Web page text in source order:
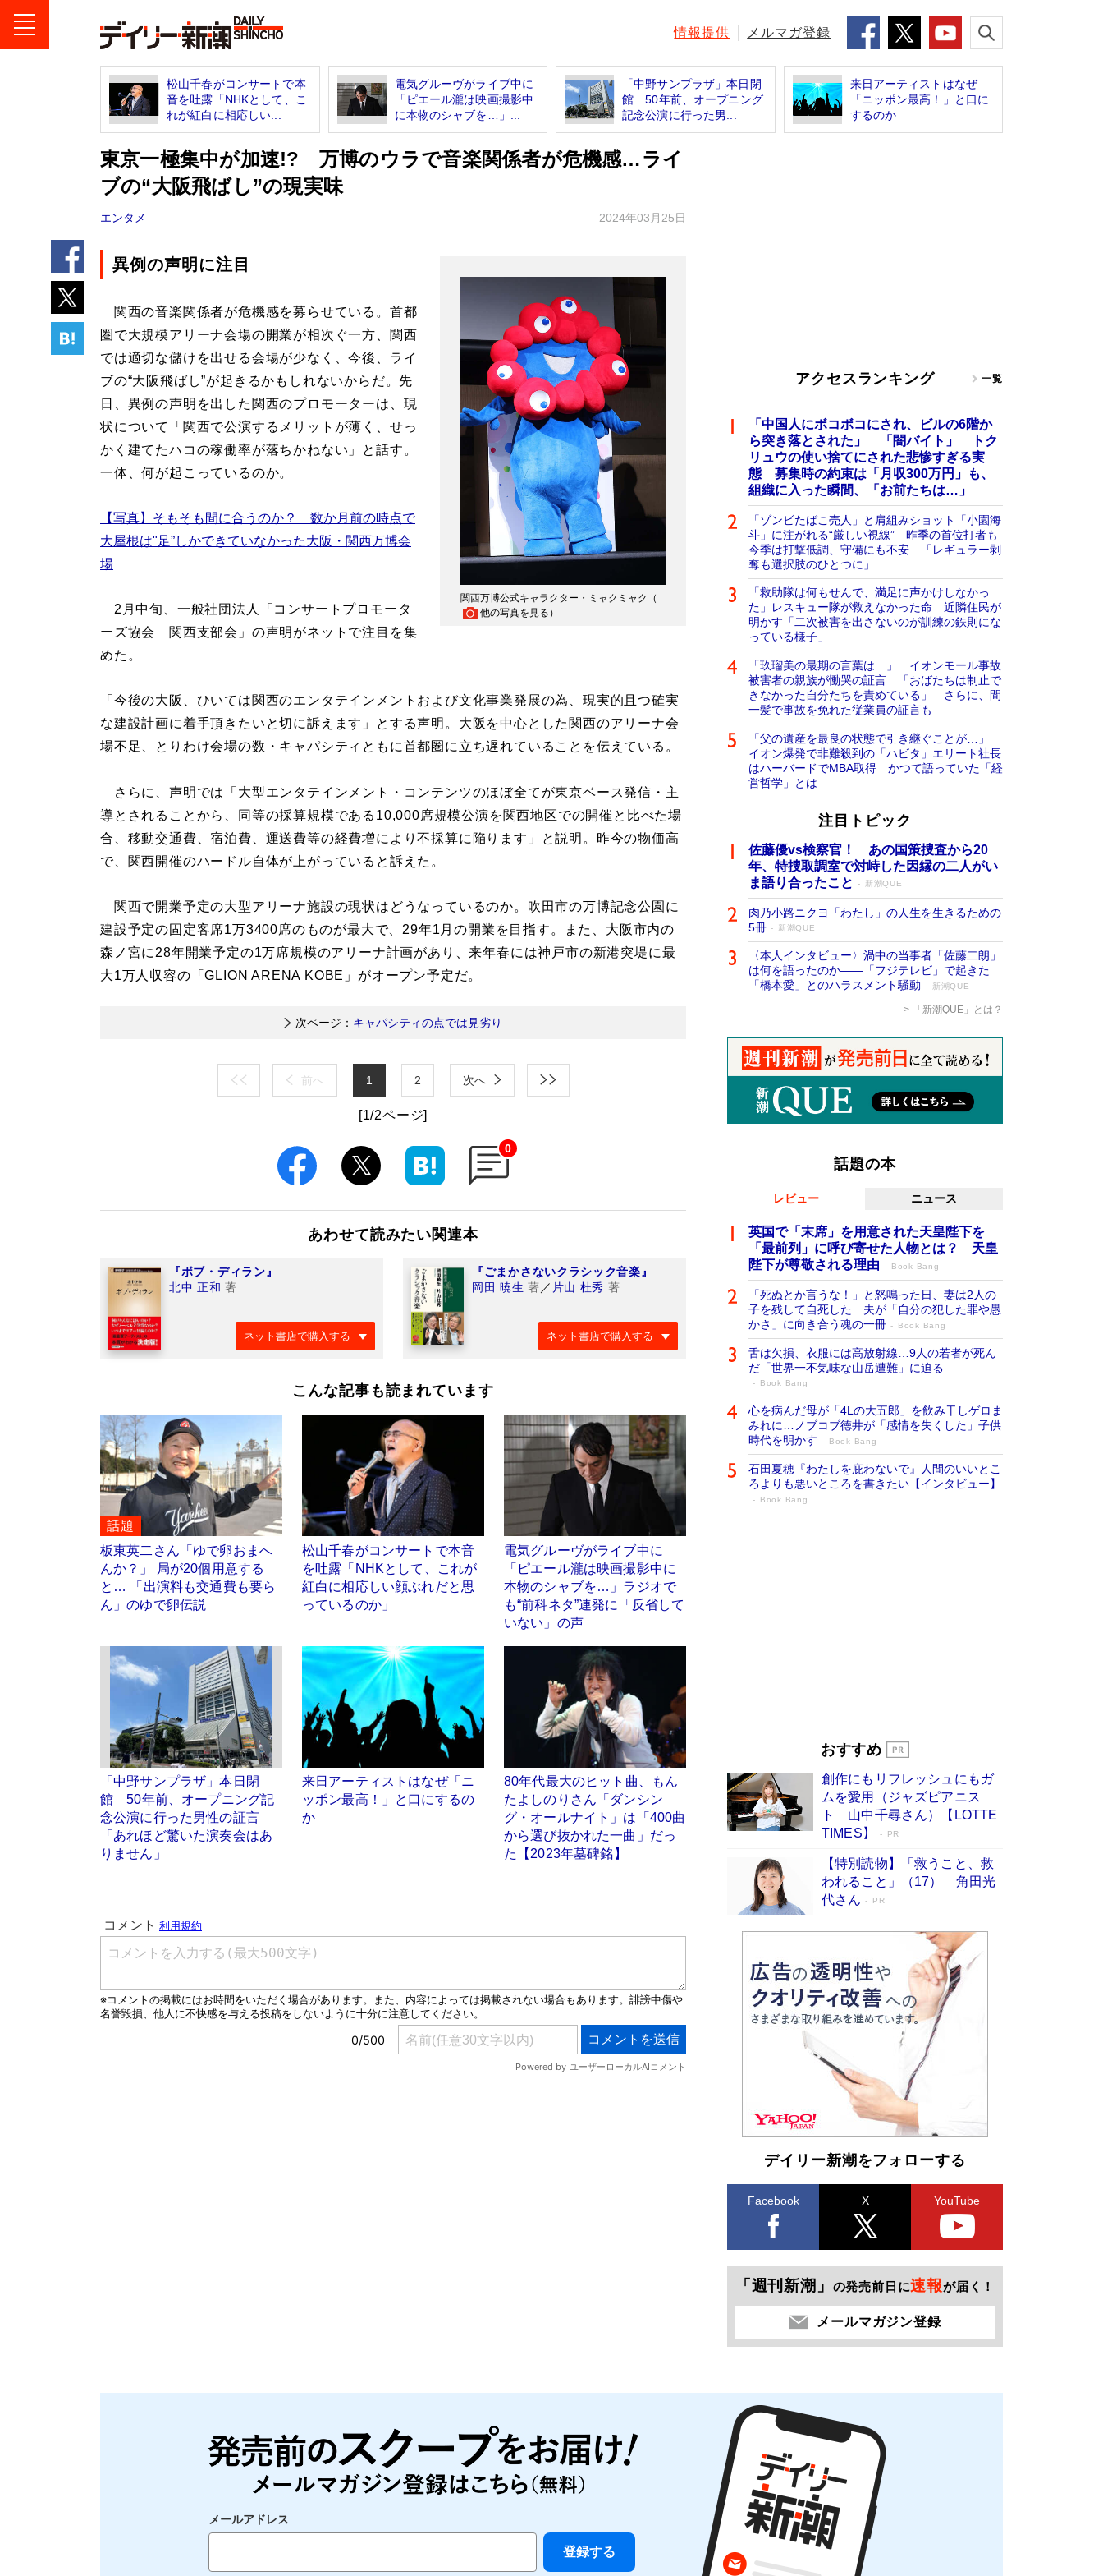
情報提供 メルマガ登録
松山千春がコンサートで本
音を吐露「NHKとして、こ
れが紅白に相応しい...
電気グルーヴがライブ中に
「ピエール瀧は映画撮影中
に本物のシャブを…」...
「中野サンプラザ」本日閉
館 50年前、オープニング
記念公演に行った男...
来日アーティストはなぜ
「ニッポン最高！」と口に
するのか
東京一極集中が加速!? 万博のウラで音楽関係者が危機感…ライ
ブの“大阪飛ばし”の現実味
エンタメ 2024年03月25日
関西万博公式キャラクター・ミャクミャク（
他の写真を見る ）
異例の声明に注目
関西の音楽関係者が危機感を募らせている。首都
圏で大規模アリーナ会場の開業が相次ぐ一方、関西
では適切な儲けを出せる会場が少なく、今後、ライ
ブの“大阪飛ばし”が起きるかもしれないからだ。先
日、異例の声明を出した関西のプロモーターは、現
状について「関西で公演するメリットが薄く、せっ
かく建てたハコの稼働率が落ちかねない」と話す。
一体、何が起こっているのか。
【写真】そもそも間に合うのか？ 数か月前の時点で
大屋根は"足”しかできていなかった大阪・関西万博会
場
2月中旬、一般社団法人「コンサートプロモータ
ーズ協会 関西支部会」の声明がネットで注目を集
めた。
「今後の大阪、ひいては関西のエンタテインメントおよび文化事業発展の為、現実的且つ確実
な建設計画に着手頂きたいと切に訴えます」とする声明。大阪を中心とした関西のアリーナ会
場不足、とりわけ会場の数・キャパシティともに首都圏に立ち遅れていることを伝えている。
さらに、声明では「大型エンタテインメント・コンテンツのほぼ全てが東京ベース発信・主
導とされることから、同等の採算規模である10,000席規模公演を関西地区での開催と比べた場
合、移動交通費、宿泊費、運送費等の経費増により不採算に陥ります」と説明。昨今の物価高
で、関西開催のハードル自体が上がっていると訴えた。
関西で開業予定の大型アリーナ施設の現状はどうなっているのか。吹田市の万博記念公園に
建設予定の固定客席1万3400席のものが最大で、29年1月の開業を目指す。また、大阪市内の
森ノ宮に28年開業予定の1万席規模のアリーナ計画があり、来年春には神戸市の新港突堤に最
大1万人収容の「GLION ARENA KOBE」がオープン予定だ。
次ページ： キャパシティの点では見劣り
前へ 1 2 次へ
[1/2ページ]
0
あわせて読みたい関連本
『ボブ・ディラン』
北中 正和 著
ネット書店で購入する
『ごまかさないクラシック音楽』
岡田 暁生 著 ／ 片山 杜秀 著
ネット書店で購入する
こんな記事も読まれています
話題
板東英二さん「ゆで卵おまへ
んか？」 局が20個用意する
と… 「出演料も交通費も要ら
ん」のゆで卵伝説
松山千春がコンサートで本音
を吐露「NHKとして、これが
紅白に相応しい顔ぶれだと思
っているのか」
電気グルーヴがライブ中に
「ピエール瀧は映画撮影中に
本物のシャブを…」ラジオで
も“前科ネタ”連発に「反省して
いない」の声
「中野サンプラザ」本日閉
館 50年前、オープニング記
念公演に行った男性の証言
「あれほど驚いた演奏会はあ
りません」
来日アーティストはなぜ「ニ
ッポン最高！」と口にするの
か
80年代最大のヒット曲、もん
たよしのりさん「ダンシン
グ・オールナイト」は「400曲
から選び抜かれた一曲」だっ
た【2023年墓碑銘】
アクセスランキング 一覧
「中国人にボコボコにされ、ビルの6階か
ら突き落とされた」 「闇バイト」 トク
リュウの使い捨てにされた悲惨すぎる実
態 募集時の約束は「月収300万円」も、
組織に入った瞬間、「お前たちは…」
「ゾンビたばこ売人」と肩組みショット「小園海
斗」に注がれる“厳しい視線” 昨季の首位打者も
今季は打撃低調、守備にも不安 「レギュラー剥
奪も選択肢のひとつに」
「救助隊は何もせんで、満足に声かけしなかっ
た」レスキュー隊が救えなかった命 近隣住民が
明かす「二次被害を出さないのが訓練の鉄則にな
っている様子」
「玖瑠美の最期の言葉は…」 イオンモール事故
被害者の親族が慟哭の証言 「おばたちは制止で
きなかった自分たちを責めている」 さらに、間
一髪で事故を免れた従業員の証言も
「父の遺産を最良の状態で引き継ぐことが…」
イオン爆発で非難殺到の「ハビタ」エリート社長
はハーバードでMBA取得 かつて語っていた「経
営哲学」とは
注目トピック
佐藤優vs検察官！ あの国策捜査から20
年、特捜取調室で対峙した因縁の二人がい
ま語り合ったこと
新潮QUE
肉乃小路ニクヨ「わたし」の人生を生きるための
5冊
新潮QUE
〈本人インタビュー〉渦中の当事者「佐藤二朗」
は何を語ったのか――「フジテレビ」で起きた
「橋本愛」とのハラスメント騒動
新潮QUE
「新潮QUE」とは？
話題の本
レビュー ニュース
英国で「末席」を用意された天皇陛下を
「最前列」に呼び寄せた人物とは？ 天皇
陛下が尊敬される理由
Book Bang
「死ぬとか言うな！」と怒鳴った日、妻は2人の
子を残して自死した…夫が「自分の犯した罪や愚
かさ」に向き合う魂の一冊
Book Bang
舌は欠損、衣服には高放射線…9人の若者が死ん
だ「世界一不気味な山岳遭難」に迫る
Book Bang
心を病んだ母が「4Lの大五郎」を飲み干しゲロま
みれに…ノブコブ徳井が「感情を失くした」子供
時代を明かす
Book Bang
石田夏穂『わたしを庇わないで』人間のいいとこ
ろよりも悪いところを書きたい【インタビュー】
Book Bang
「『火垂るの墓』は、大嘘である」原作者が抱き
続けた“自責の念”とは…「自己憐憫は描きたくな
い」監督が徹底的にこだわったこと（後編） #
戦争の記憶
Book Bang
おすすめ
創作にもリフレッシュにもガ
ムを愛用（ジャズピアニス
ト 山中千尋さん）【LOTTE
TIMES】
PR
【特別読物】「救うこと、救
われること」（17） 角田光
代さん
PR
デイリー新潮をフォローする
Facebook X YouTube
「週刊新潮」 の発売前日に速報が届く！
メールマガジン登録
メールアドレス